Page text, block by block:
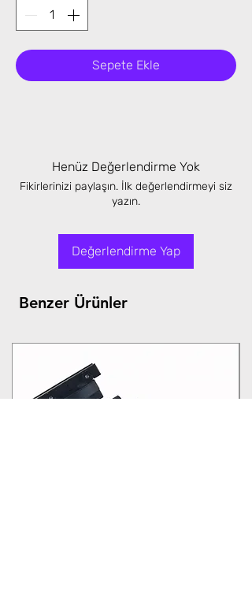
Sepete Ekle
Henüz Değerlendirme Yok
Fikirlerinizi paylaşın. İlk değerlendirmeyi siz
yazın.
Değerlendirme Yap
Benzer Ürünler